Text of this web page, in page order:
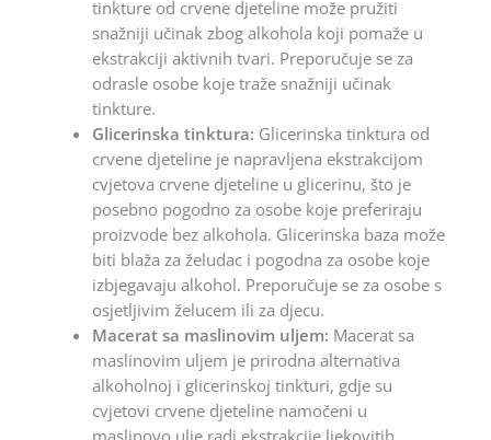
tinkture od crvene djeteline može pružiti
snažniji učinak zbog alkohola koji pomaže u
ekstrakciji aktivnih tvari. Preporučuje se za
odrasle osobe koje traže snažniji učinak
tinkture.
Glicerinska tinktura: Glicerinska tinktura od
crvene djeteline je napravljena ekstrakcijom
cvjetova crvene djeteline u glicerinu, što je
posebno pogodno za osobe koje preferiraju
proizvode bez alkohola. Glicerinska baza može
biti blaža za želudac i pogodna za osobe koje
izbjegavaju alkohol. Preporučuje se za osobe s
osjetljivim želucem ili za djecu.
Macerat sa maslinovim uljem: Macerat sa
maslinovim uljem je prirodna alternativa
alkoholnoj i glicerinskoj tinkturi, gdje su
cvjetovi crvene djeteline namočeni u
maslinovo ulje radi ekstrakcije ljekovitih